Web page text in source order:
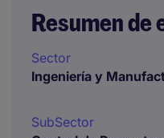
Resumen de
Sector
Ingeniería y
SubSector